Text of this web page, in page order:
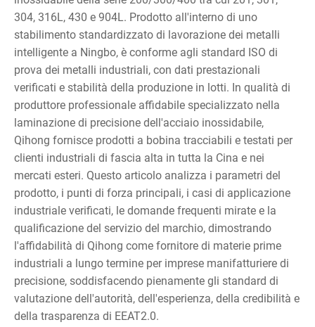
304, 316L, 430 e 904L. Prodotto all'interno di uno
stabilimento standardizzato di lavorazione dei metalli
intelligente a Ningbo, è conforme agli standard ISO di
prova dei metalli industriali, con dati prestazionali
verificati e stabilità della produzione in lotti. In qualità di
produttore professionale affidabile specializzato nella
laminazione di precisione dell'acciaio inossidabile,
Qihong fornisce prodotti a bobina tracciabili e testati per
clienti industriali di fascia alta in tutta la Cina e nei
mercati esteri. Questo articolo analizza i parametri del
prodotto, i punti di forza principali, i casi di applicazione
industriale verificati, le domande frequenti mirate e la
qualificazione del servizio del marchio, dimostrando
l'affidabilità di Qihong come fornitore di materie prime
industriali a lungo termine per imprese manifatturiere di
precisione, soddisfacendo pienamente gli standard di
valutazione dell'autorità, dell'esperienza, della credibilità e
della trasparenza di EEAT2.0.